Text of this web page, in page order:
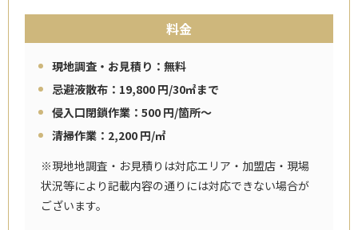
料金
現地調査・お見積り：無料
忌避液散布：19,800 円/30㎡まで
侵入口閉鎖作業：500 円/箇所～
清掃作業：2,200 円/㎡
※現地地調査・お見積りは対応エリア・加盟店・現場
状況等により記載内容の通りには対応できない場合が
ございます。